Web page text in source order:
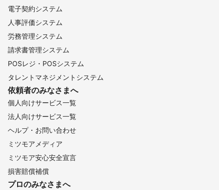
電子契約システム
人事評価システム
労務管理システム
請求書管理システム
POSレジ・POSシステム
タレントマネジメントシステム
依頼者のみなさまへ
個人向けサービス一覧
法人向けサービス一覧
ヘルプ・お問い合わせ
ミツモアメディア
ミツモア安心安全宣言
損害賠償補償
プロのみなさまへ